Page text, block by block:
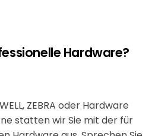
Hardware?
ZEBRA oder Hardware
statten wir Sie mit der für